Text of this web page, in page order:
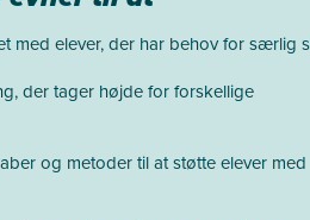
med elever, der har behov for særlig
der tager højde for forskellige
og metoder til at støtte elever med